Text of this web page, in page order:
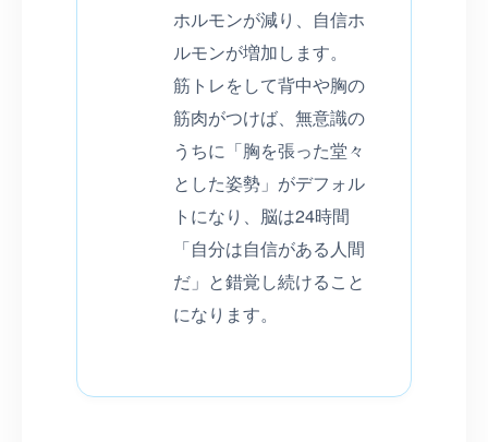
ホルモンが減り、自信ホ
ルモンが増加します。
筋トレをして背中や胸の
筋肉がつけば、無意識の
うちに「胸を張った堂々
とした姿勢」がデフォル
トになり、脳は24時間
「自分は自信がある人間
だ」と錯覚し続けること
になります。